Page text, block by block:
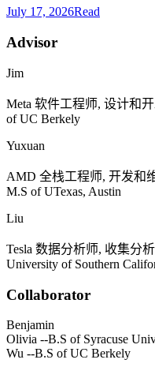
July 17, 2026Read
Advisor
Jim
Meta 软件工程师, 设计和
of UC Berkely
Yuxuan
AMD 全栈工程师, 开发和
M.S of UTexas, Austin
Liu
Tesla 数据分析师, 收集分
University of Southern
Collaborator
Benjamin
Olivia --B.S of Syracuse
Wu --B.S of UC Berkely